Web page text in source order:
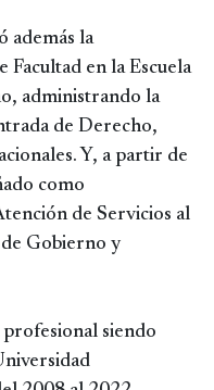
además la
en la Escuela
administrando la
de Derecho,
Y, a partir de
como
de Servicios al
Gobierno y
siendo